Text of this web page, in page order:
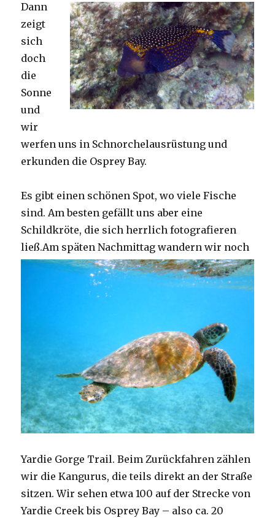
Dann
zeigt
sich
doch
die
Sonne
und
wir
werfen uns in Schnorchelausrüstung und
erkunden die Osprey Bay.
Es gibt einen schönen Spot, wo viele Fische
sind. Am besten gefällt uns aber eine
Schildkröte, die sich herrlich fotografieren
ließ.Am späten Nachmittag wandern wir noch
Yardie Gorge Trail. Beim Zurückfahren zählen
wir die Kangurus, die teils direkt an der Straße
sitzen. Wir sehen etwa 100 auf der Strecke von
Yardie Creek bis Osprey Bay – also ca. 20